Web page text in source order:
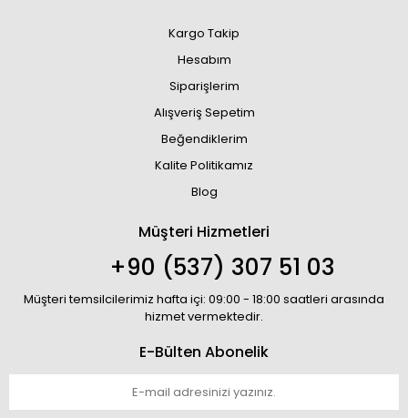
Kargo Takip
Hesabım
Siparişlerim
Alışveriş Sepetim
Beğendiklerim
Kalite Politikamız
Blog
Müşteri Hizmetleri
+90 (537) 307 51 03
Müşteri temsilcilerimiz hafta içi: 09:00 - 18:00 saatleri arasında
hizmet vermektedir.
E-Bülten Abonelik